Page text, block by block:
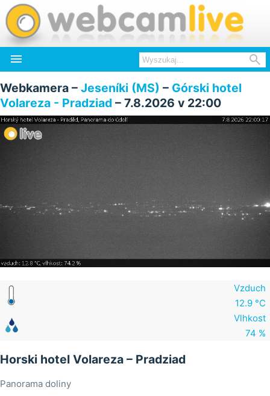
 
Webkamera – Jeseníki (MS) – Górski hotel
Volareza - Pradziad – 7.8.2026 v 22:00
Vzduch
12.9 °C
Vlhkost
74 %
Horski hotel Volareza – Pradziad
Panorama doliny